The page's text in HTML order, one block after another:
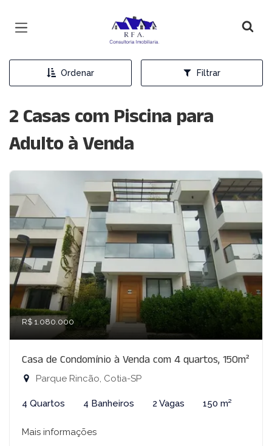
Página inicial
Ordenar Filtrar
2 Casas com Piscina para
Adulto à Venda
R$ 1.080.000
Casa de Condomínio à Venda com 4 quartos, 150m²
Parque Rincão, Cotia-SP
4 Quartos 4 Banheiros 2 Vagas 150 m²
Mais informações